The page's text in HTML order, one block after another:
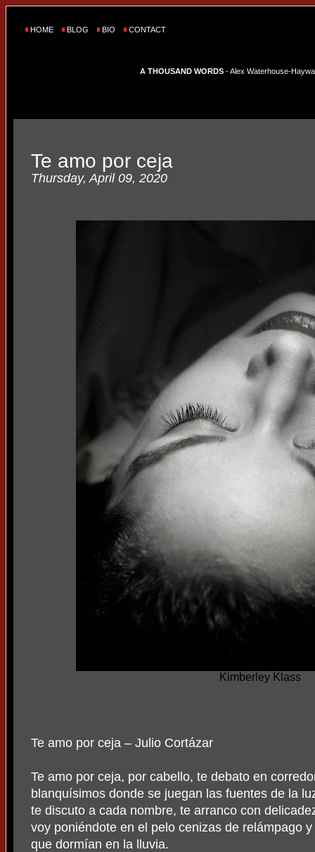
HOME BLOG BIO CONTACT
A THOUSAND WORDS - Alex Waterhouse-
Te amo por ceja
Thursday, April 09, 2020
Kimberley Klass
Te amo por ceja – Julio Cortázar
Te amo por ceja, por cabello, te debato en
blanquísimos donde se juegan las fuentes de la
te discuto a cada nombre, te arranco con
voy poniéndote en el pelo cenizas de relámpago
que dormían en la lluvia.